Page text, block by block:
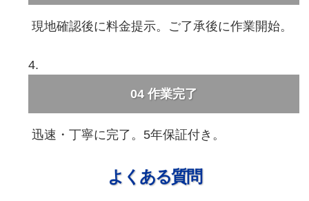
現地確認後に料金提示。ご了承後に作業開始。
04作業完了
迅速・丁寧に完了。5年保証付き。
よくある質問